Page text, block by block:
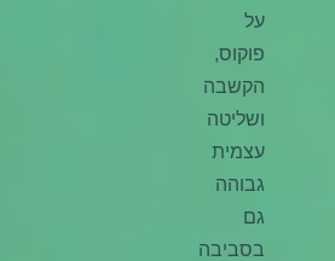
על
פוקוס,
הקשבה
ושליטה
עצמית
גבוהה
גם
בסביבה